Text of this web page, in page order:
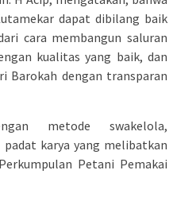
dapat dibilang baik
cara membangun saluran
kualitas yang baik, dan
Barokah dengan transparan
metode swakelola,
karya yang melibatkan
Petani Pemakai